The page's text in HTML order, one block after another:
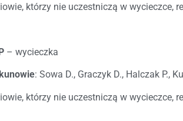
którzy nie uczestniczą w wycieczce,
– wycieczka
: Sowa D., Graczyk D., Halczak P.,
którzy nie uczestniczą w wycieczce,